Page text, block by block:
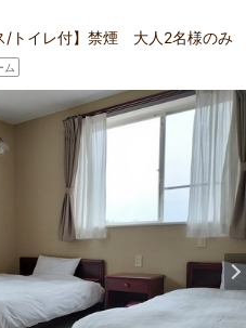
/トイレ付】禁煙 大人2名様のみ
ム